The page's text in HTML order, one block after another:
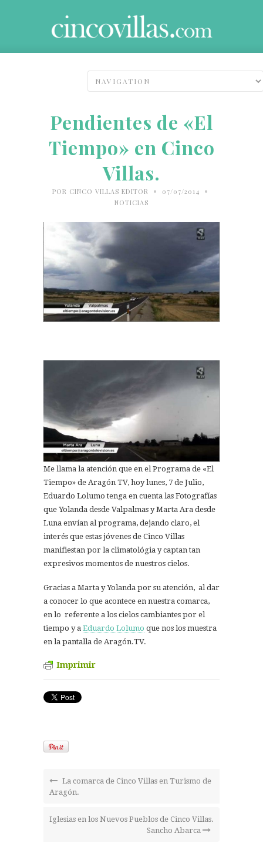
Pendientes de «El
Tiempo» en Cinco
Villas.
POR CINCO VILLAS EDITOR • 07/07/2014 •
NOTICIAS
Me llama la atención que en el Programa de «El
Tiempo» de Aragón TV, hoy lunes, 7 de Julio,
Eduardo Lolumo tenga en cuenta las Fotografías
que Yolanda desde Valpalmas y Marta Ara desde
Luna envían al programa, dejando claro, el
interés que estas jóvenes de Cinco Villas
manifiestan por la climatológia y captan tan
expresivos momentos de nuestros cielos.
Gracias a Marta y Yolanda por su atención, al dar
a conocer lo que acontece en nuestra comarca,
en lo referente a los cielos cambiantes por el
tiempo y a Eduardo Lolumo que nos los muestra
en la pantalla de Aragón.TV.
Imprimir
La comarca de Cinco Villas en Turismo de
Aragón.
Iglesias en los Nuevos Pueblos de Cinco Villas.
Sancho Abarca